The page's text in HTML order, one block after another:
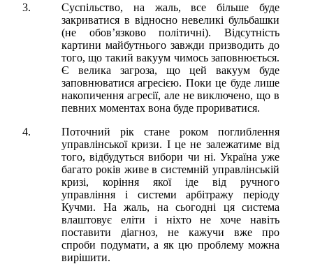
Суспільство, на жаль, все більше буде
закриватися в відносно невеликі бульбашки
(не обовʼязково політичні). Відсутність
картини майбутнього завжди призводить до
того, що такий вакуум чимось заповнюється.
Є велика загроза, що цей вакуум буде
заповнюватися агресією. Поки це буде лише
накопичення агресії, але не виключено, що в
певних моментах вона буде прориватися.
Поточний рік стане роком поглиблення
управлінської кризи. І це не залежатиме від
того, відбудуться вибори чи ні. Україна уже
багато років живе в системній управлінській
кризі, коріння якої іде від ручного
управління і системи арбітражу періоду
Кучми. На жаль, на сьогодні ця система
влаштовує еліти і ніхто не хоче навіть
поставити діагноз, не кажучи вже про
спроби подумати, а як цю проблему можна
вирішити.